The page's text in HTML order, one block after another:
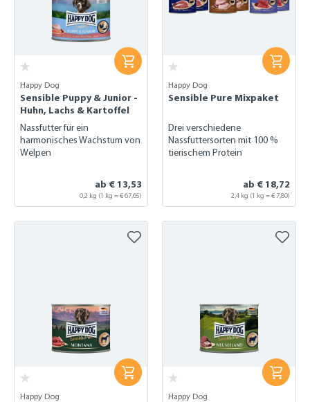
Happy Dog
Sensible Puppy & Junior -
Huhn, Lachs & Kartoffel
Nassfutter für ein
harmonisches Wachstum von
Welpen
ab € 13,53
0,2 kg (1 kg = € 67,65)
Happy Dog
Sensible Pure Mixpaket
Drei verschiedene
Nassfuttersorten mit 100 %
tierischem Protein
ab € 18,72
2,4 kg (1 kg = € 7,80)
Happy Dog Happy Dog